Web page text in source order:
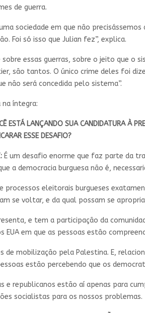
de guerra.
sociedade em que não
Foi só isso que Julian fez”, explica.
sobre essas guerras, sobre o jeito que
são tantos. O único crime deles foi
não será concedida pelo sistema”.
íntegra:
ESTÁ LANÇANDO SUA CANDIDATURA À
ESSE DESAFIO?
É um desafio enorme que faz parte da
a democracia burguesa não é,
processos eleitorais burgueses
se voltar, e da qual possam se
e tem a participação da
EUA em que as pessoas estão
de mobilização pela Palestina. E,
estão percebendo que os
e republicanos estão aí apenas para
socialistas para os nossos problemas.